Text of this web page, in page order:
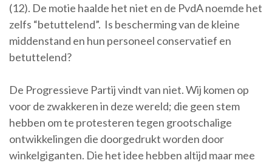
(12). De motie haalde het niet en de PvdA noemde het
zelfs “betuttelend”. Is bescherming van de kleine
middenstand en hun personeel conservatief en
betuttelend?
De Progressieve Partij vindt van niet. Wij komen op
voor de zwakkeren in deze wereld; die geen stem
hebben om te protesteren tegen grootschalige
ontwikkelingen die doorgedrukt worden door
winkelgiganten. Die het idee hebben altijd maar mee